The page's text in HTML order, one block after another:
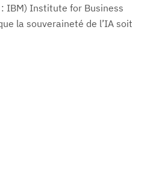
: IBM) Institute for Business
la souveraineté de l’IA soit